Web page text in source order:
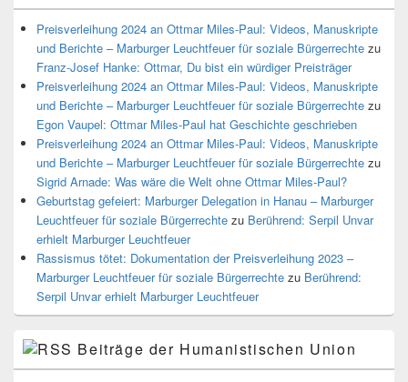
Preisverleihung 2024 an Ottmar Miles-Paul: Videos, Manuskripte
und Berichte – Marburger Leuchtfeuer für soziale Bürgerrechte zu
Franz-Josef Hanke: Ottmar, Du bist ein würdiger Preisträger
Preisverleihung 2024 an Ottmar Miles-Paul: Videos, Manuskripte
und Berichte – Marburger Leuchtfeuer für soziale Bürgerrechte zu
Egon Vaupel: Ottmar Miles-Paul hat Geschichte geschrieben
Preisverleihung 2024 an Ottmar Miles-Paul: Videos, Manuskripte
und Berichte – Marburger Leuchtfeuer für soziale Bürgerrechte zu
Sigrid Arnade: Was wäre die Welt ohne Ottmar Miles-Paul?
Geburtstag gefeiert: Marburger Delegation in Hanau – Marburger
Leuchtfeuer für soziale Bürgerrechte zu Berührend: Serpil Unvar
erhielt Marburger Leuchtfeuer
Rassismus tötet: Dokumentation der Preisverleihung 2023 –
Marburger Leuchtfeuer für soziale Bürgerrechte zu Berührend:
Serpil Unvar erhielt Marburger Leuchtfeuer
Beiträge der Humanistischen Union